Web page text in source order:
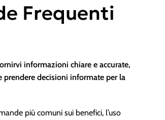
Frequenti
informazioni chiare e accurate,
prendere decisioni informate per la
più comuni sui benefici, l’uso